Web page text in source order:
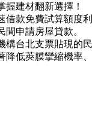
建材翻新選擇！
款免費試算額度利
申請房屋貸款。
台北支票貼現的民
低莢膜攣縮機率